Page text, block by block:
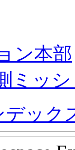
ン本部
ミッ
デック